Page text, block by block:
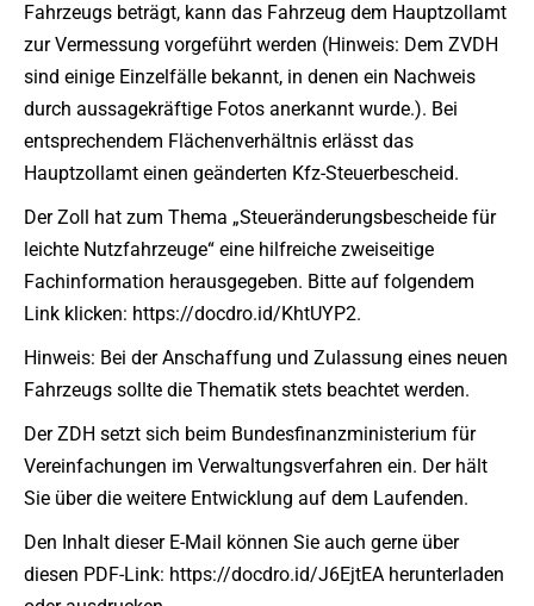
Fahrzeugs beträgt, kann das Fahrzeug dem Hauptzollamt
zur Vermessung vorgeführt werden (Hinweis: Dem ZVDH
sind einige Einzelfälle bekannt, in denen ein Nachweis
durch aussagekräftige Fotos anerkannt wurde.). Bei
entsprechendem Flächenverhältnis erlässt das
Hauptzollamt einen geänderten Kfz-Steuerbescheid.
Der Zoll hat zum Thema „Steueränderungsbescheide für
leichte Nutzfahrzeuge“ eine hilfreiche zweiseitige
Fachinformation herausgegeben. Bitte auf folgendem
Link klicken: https://docdro.id/KhtUYP2.
Hinweis: Bei der Anschaffung und Zulassung eines neuen
Fahrzeugs sollte die Thematik stets beachtet werden.
Der ZDH setzt sich beim Bundesfinanzministerium für
Vereinfachungen im Verwaltungsverfahren ein. Der hält
Sie über die weitere Entwicklung auf dem Laufenden.
Den Inhalt dieser E-Mail können Sie auch gerne über
diesen PDF-Link: https://docdro.id/J6EjtEA herunterladen